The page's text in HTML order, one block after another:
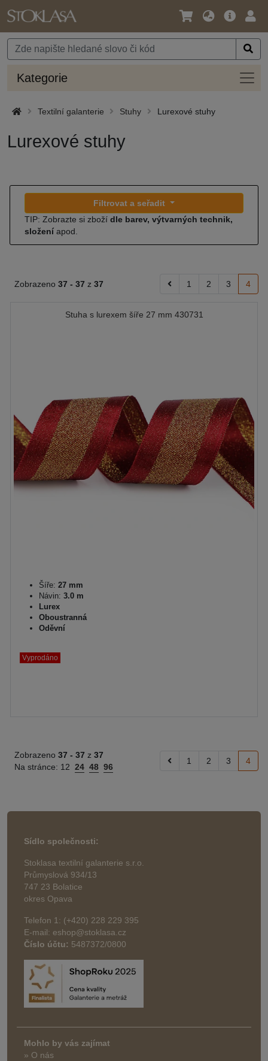
Jazyk
Měna
Hlavní
Kategorie
Textilní galanterie Stuhy Lurexové stuhy
Lurexové stuhy
Filtrovat a seřadit
TIP: Zobrazte si zboží dle barev, výtvarných technik,
složení apod.
Zobrazeno 37 - 37 z 37 1 2 3 4
Stuha s lurexem šíře 27 mm 430731
Šíře: 27 mm
Návin: 3.0 m
Lurex
Oboustranná
Oděvní
Vyprodáno
Zobrazeno 37 - 37 z 37
Na stránce: 12 24 48 96
1 2 3 4
Sídlo společnosti:
Stoklasa textilní galanterie s.r.o.
Průmyslová 934/13
747 23 Bolatice
okres Opava
Telefon 1: (+420) 228 229 395
E-mail: eshop@stoklasa.cz
Číslo účtu: 5487372/0800
Mohlo by vás zajímat
» O nás